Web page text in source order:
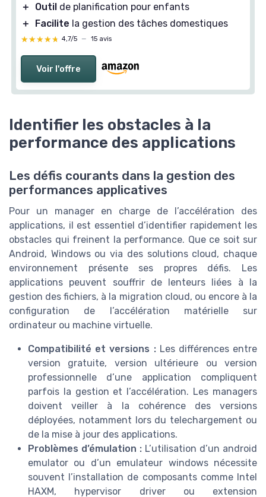
＋
Outil de planification pour enfants
＋
Facilite la gestion des tâches domestiques
★★★★★
★★★★★ 4,7/5 — 15 avis
Voir l'offre
Identifier les obstacles à la
performance des applications
Les défis courants dans la gestion des
performances applicatives
Pour un manager en charge de l’accélération des
applications, il est essentiel d’identifier rapidement les
obstacles qui freinent la performance. Que ce soit sur
Android, Windows ou via des solutions cloud, chaque
environnement présente ses propres défis. Les
applications peuvent souffrir de lenteurs liées à la
gestion des fichiers, à la migration cloud, ou encore à la
configuration de l’accélération matérielle sur
ordinateur ou machine virtuelle.
Compatibilité et versions :Les différences entre
version gratuite, version ultérieure ou version
professionnelle d’une application compliquent
parfois la gestion et l’accélération. Les managers
doivent veiller à la cohérence des versions
déployées, notamment lors du telechargement ou
de la mise à jour des applications.
Problèmes d’émulation : L’utilisation d’un android
emulator ou d’un emulateur windows nécessite
souvent l’installation de composants comme Intel
HAXM, hypervisor driver ou extension